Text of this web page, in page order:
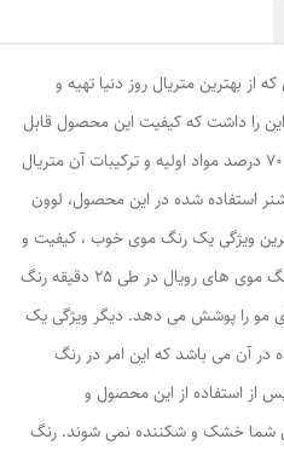
رویال که از بهترین متریال روز دنیا تهیه و
این را داشت که کیفیت این محصول قابل
رقابت با برندهای مطرح دنیا بوده که 70 درصد مواد اولیه و ترکیبات آن متریال
استفاده شده در این محصول، لوون
ویژگی یک رنگ موی خوب ، کیفیت و
سرعت رنگ پذیری آن می باشد، که رنگ موی های رویال در طی 25 دقیقه رنگ
مو را پوشش می دهد. دیگر ویژگی یک
در آن می باشد که این امر در رنگ
از استفاده از این محصول و
شما خشک و شکننده نمی شوند. رنگ